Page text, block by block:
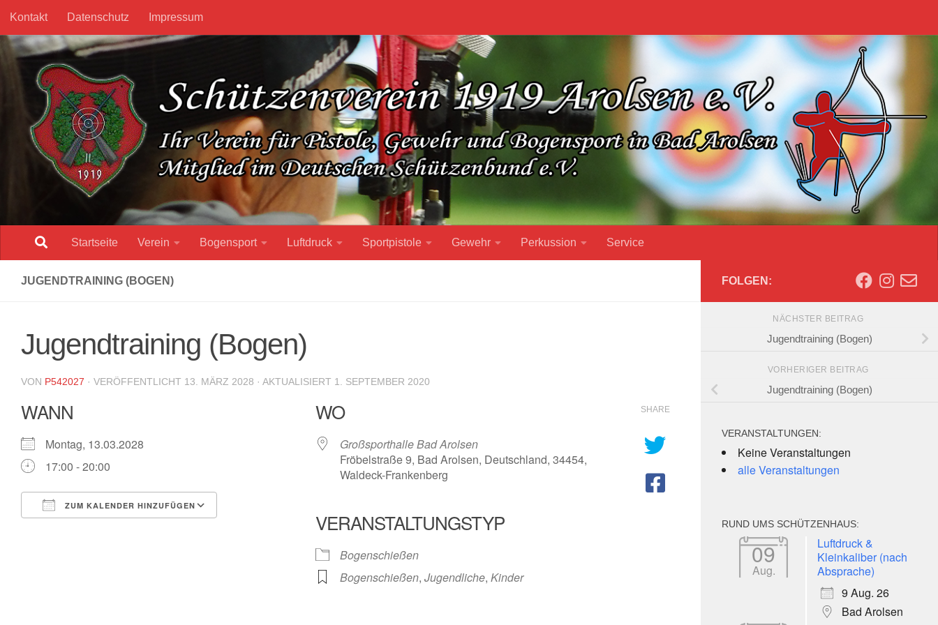
Unter dem Inhalt
Kontakt Datenschutz Impressum
Startseite Verein Bogensport Luftdruck Sportpistole Gewehr Perkussion Service
JUGENDTRAINING (BOGEN)
Jugendtraining (Bogen)
VON P542027 · VERÖFFENTLICHT 13. MÄRZ 2028 · AKTUALISIERT 1. SEPTEMBER 2020
WANN
Montag, 13.03.2028
17:00 - 20:00
ZUM KALENDER HINZUFÜGEN
iCalendar Outlook Live
WO
Großsporthalle Bad Arolsen
Fröbelstraße 9, Bad Arolsen, Deutschland, 34454,
Waldeck-Frankenberg
VERANSTALTUNGSTYP
Bogenschießen
Bogenschießen, Jugendliche, Kinder
SHARE
FOLGEN:
NÄCHSTER BEITRAG
Jugendtraining (Bogen)
VORHERIGER BEITRAG
Jugendtraining (Bogen)
VERANSTALTUNGEN:
Keine Veranstaltungen
alle Veranstaltungen
RUND UMS SCHÜTZENHAUS:
09
Aug.
Luftdruck &
Kleinkaliber (nach
Absprache)
9 Aug. 26
Bad Arolsen